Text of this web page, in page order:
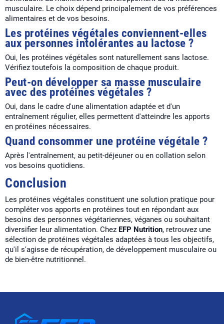
musculaire. Le choix dépend principalement de vos préférences
alimentaires et de vos besoins.
Les protéines végétales conviennent-elles
aux personnes intolérantes au lactose ?
Oui, les protéines végétales sont naturellement sans lactose.
Vérifiez toutefois la composition de chaque produit.
Peut-on développer sa masse musculaire
avec des protéines végétales ?
Oui, dans le cadre d'une alimentation adaptée et d'un
entraînement régulier, elles permettent d'atteindre les apports
en protéines nécessaires.
Quand consommer une protéine végétale ?
Après l'entraînement, au petit-déjeuner ou en collation selon
vos besoins quotidiens.
Conclusion
Les protéines végétales constituent une solution pratique pour
compléter vos apports en protéines tout en répondant aux
besoins des personnes végétariennes, véganes ou souhaitant
diversifier leur alimentation. Chez EFP Nutrition, retrouvez une
sélection de protéines végétales adaptées à tous les objectifs,
qu'il s'agisse de récupération, de développement musculaire ou
de bien-être nutritionnel.